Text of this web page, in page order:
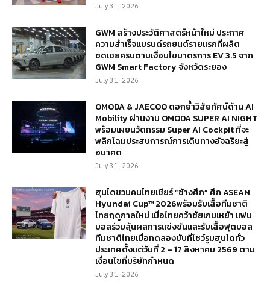
July 31, 2026
GWM สร้างประวัติศาสตร์หน้าใหม่ ประกาศ
ความสำเร็จแบรนด์รถยนต์รายแรกที่ผลิต
ชดเชยครบตามเงื่อนไขมาตรการ EV 3.5 จาก
GWM Smart Factory จังหวัดระยอง
July 31, 2026
OMODA & JAECOO ตอกย้ำวิสัยทัศน์ด้าน AI
Mobility ผ่านงาน OMODA SUPER AI NIGHT
พร้อมเผยนวัตกรรม Super AI Cockpit ที่จะ
พลิกโฉมประสบการณ์การเดินทางอัจฉริยะสู่
อนาคต
July 31, 2026
ฮุนไดชวนคนไทยเชียร์ “ช้างศึก” ศึก ASEAN
Hyundai Cup™ 2026พร้อมรับเสื้อทีมชาติ
ไทยฤดูกาลใหม่ เมื่อไทยคว้าชัยเกมเหย้า แฟน
บอลร่วมลุ้นผลการแข่งขันและรับเสื้อฟุตบอล
ทีมชาติไทยเมื่อทดลองขับที่โชว์รูมฮุนไดทั่ว
ประเทศตั้งแต่วันที่ 2 – 17 สิงหาคม 2569 ตาม
เงื่อนไขที่บริษัทกำหนด
July 31, 2026